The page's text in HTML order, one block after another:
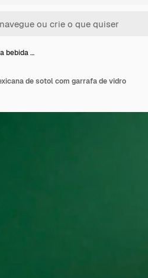
bebida …
de sotol com garrafa de vidro